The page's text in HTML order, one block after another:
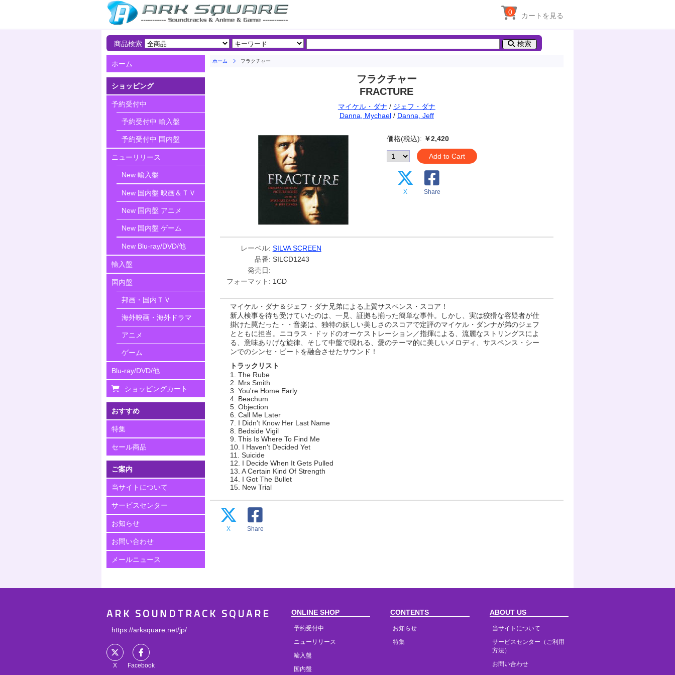
カートを見る
0
商品検索 検索
ホーム
ショッピング
予約受付中
予約受付中 輸入盤
予約受付中 国内盤
ニューリリース
New 輸入盤
New 国内盤 映画＆ＴＶ
New 国内盤 アニメ
New 国内盤 ゲーム
New Blu-ray/DVD/他
輸入盤
国内盤
邦画・国内ＴＶ
海外映画・海外ドラマ
アニメ
ゲーム
Blu-ray/DVD/他
ショッピングカート
おすすめ
特集
セール商品
ご案内
当サイトについて
サービスセンター
お知らせ
お問い合わせ
メールニュース
ホーム フラクチャー
フラクチャー
FRACTURE
マイケル・ダナ / ジェフ・ダナ
Danna, Mychael/ Danna, Jeff
価格(税込): ￥2,420
Add to Cart
X Share
レーベル: SILVA SCREEN
品番: SILCD1243
発売日:
フォーマット: 1CD
マイケル・ダナ＆ジェフ・ダナ兄弟による上質サスペンス・スコア！
新人検事を待ち受けていたのは、一見、証拠も揃った簡単な事件。しかし、実は狡猾な容疑者が仕
掛けた罠だった・・音楽は、独特の妖しい美しさのスコアで定評のマイケル・ダンナが弟のジェフ
とともに担当。ニコラス・ドッドのオーケストレーション／指揮による、流麗なストリングスによ
る、意味ありげな旋律、そして中盤で現れる、愛のテーマ的に美しいメロディ、サスペンス・シー
ンでのシンセ・ビートを融合させたサウンド！
トラックリスト
1. The Rube
2. Mrs Smith
3. You're Home Early
4. Beachum
5. Objection
6. Call Me Later
7. I Didn't Know Her Last Name
8. Bedside Vigil
9. This Is Where To Find Me
10. I Haven't Decided Yet
11. Suicide
12. I Decide When It Gets Pulled
13. A Certain Kind Of Strength
14. I Got The Bullet
15. New Trial
X Share
ARK SOUNDTRACK SQUARE
https://arksquare.net/jp/
X Facebook
ONLINE SHOP
予約受付中
ニューリリース
輸入盤
国内盤
CONTENTS
お知らせ
特集
ABOUT US
当サイトについて
サービスセンター（ご利用
方法）
お問い合わせ